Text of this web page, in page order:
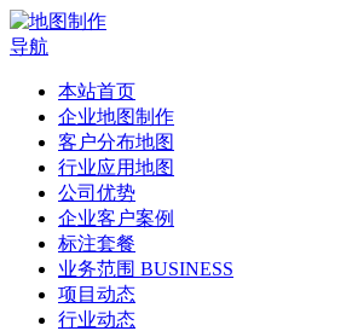
导航
本站首页
企业地图制作
客户分布地图
行业应用地图
公司优势
企业客户案例
标注套餐
业务范围 BUSINESS
项目动态
行业动态